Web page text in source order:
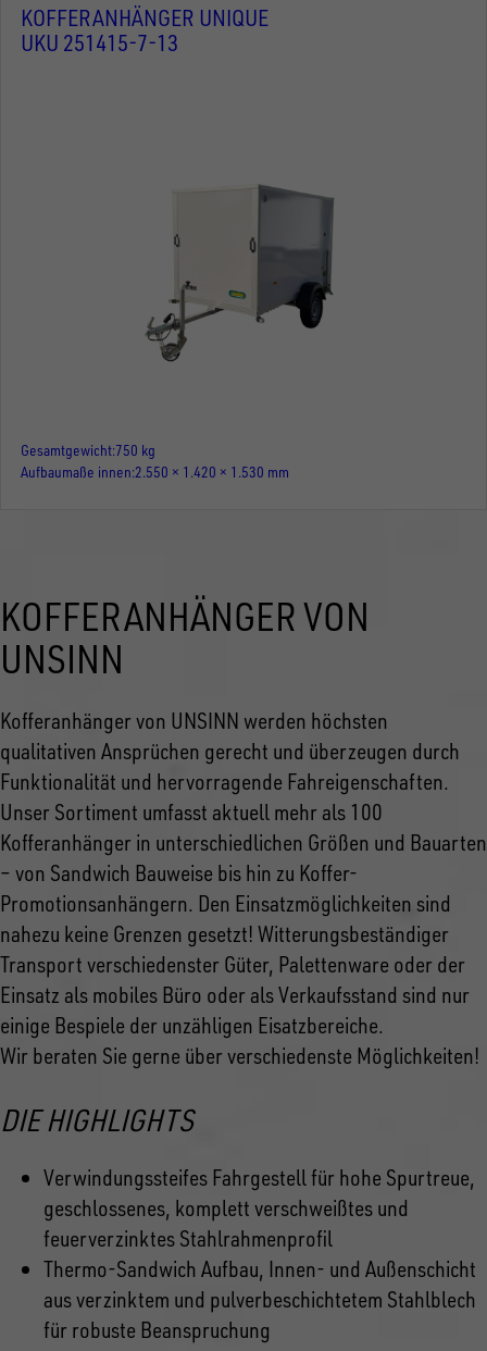
KOFFERANHÄNGER UNIQUE
UKU 251415-7-13
Gesamtgewicht 750 kg
Aufbaumaße innen 2.550 × 1.420 × 1.530 mm
KOFFERANHÄNGER VON
UNSINN
Kofferanhänger von UNSINN werden höchsten
qualitativen Ansprüchen gerecht und überzeugen durch
Funktionalität und hervorragende Fahreigenschaften.
Unser Sortiment umfasst aktuell mehr als 100
Kofferanhänger in unterschiedlichen Größen und Bauarten
– von Sandwich Bauweise bis hin zu Koffer-
Promotionsanhängern. Den Einsatzmöglichkeiten sind
nahezu keine Grenzen gesetzt! Witterungsbeständiger
Transport verschiedenster Güter, Palettenware oder der
Einsatz als mobiles Büro oder als Verkaufsstand sind nur
einige Bespiele der unzähligen Eisatzbereiche.
Wir beraten Sie gerne über verschiedenste Möglichkeiten!
DIE HIGHLIGHTS
Verwindungssteifes Fahrgestell für hohe Spurtreue,
geschlossenes, komplett verschweißtes und
feuerverzinktes Stahlrahmenprofil
Thermo-Sandwich Aufbau, Innen- und Außenschicht
aus verzinktem und pulverbeschichtetem Stahlblech
für robuste Beanspruchung